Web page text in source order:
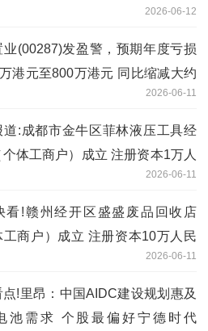
2026-06-12
业(00287)发盈警，预期年度亏损
港元至800万港元 同比缩减大约
2026-06-11
道:成都市金牛区菲林液压工具经
体工商户）成立 注册资本1万人
2026-06-11
看!赣州经开区盛盛废品回收店
工商户）成立 注册资本10万人民
2026-06-11
点!里昂：中国AIDC建设规划惠及
池需求 个股最偏好宁德时代